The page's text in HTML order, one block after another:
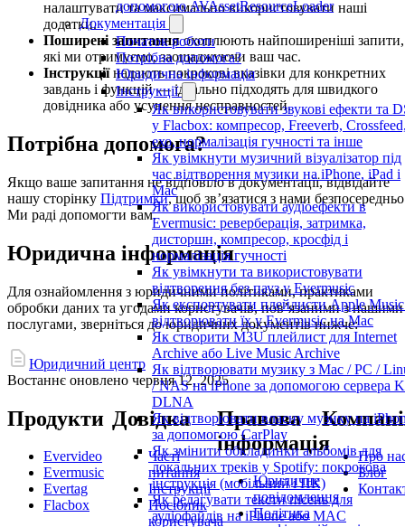
допомогою AVAssetResourceLoader
Документація
Початок роботи
Потрібна допомога?
Юридична інформація
Інструкції
Як використовувати звукові ефекти та
у Flacbox: компресор, Freeverb,
ехо, нормалізація гучності та інше
Як увімкнути музичний візуалізатор під
час відтворення музики на iPhone, iPad і
Mac
Як використовувати аудіоефекти в
Evermusic: реверберація, затримка,
дисторшн, компресор, кросфід і
нормалізація гучності
Як увімкнути та використовувати
відтворення без пауз у Evermusic
Як експортувати плейлисти Apple Music
відтворювати їх у Evermusic на Mac
Як створити M3U плейлист для Internet
Archive або Live Music Archive
Як відтворювати музику з Mac / PC /
/ NAS на iPhone за допомогою сервера
DLNA
Як відтворювати власну музику на
за допомогою CarPlay
Як змінити обкладинки альбомів для
локальних треків у Spotify: покрокова
інструкція (мобільний і ПК)
Як редагувати тексти пісень для
аудіофайлів на iPhone або MAC
налаштувати та максимально використовувати наші
додатки.
Поширені запитанняохоплюють найпоширеніші запити,
які ми отримуємо, заощаджуючи ваш час.
Інструкціїнадають покрокові вказівки для конкретних
завдань і функцій — ідеально підходять для швидкого
довідника або усунення несправностей.
Потрібна допомога?
Якщо ваше запитання не відповіло в документації, відвідайте
нашу сторінку Підтримки, щоб зв’язатися з нами
Ми раді допомогти вам.
Юридична інформація
Для ознайомлення з юридичними політиками, практиками
обробки даних та угодами користувачів, пов’язаними з нашими
послугами, зверніться до юридичних документів нижче:
Юридичний центр
Востаннє оновлено червня 12, 2025
Продукти
Evervideo
Evermusic
Evertag
Flacbox
Довідка
Часті
питання
Інструкції
Посібник
користувача
Правова
інформація
Юридичне
повідомлення
Політика
Про
Блог